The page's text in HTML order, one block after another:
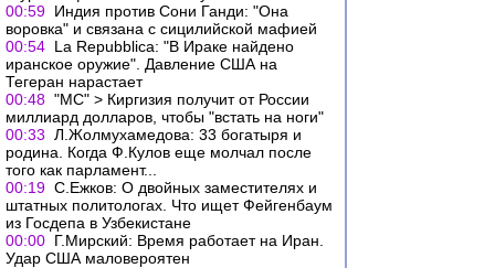
00:59 Индия против Сони Ганди: "Она
воровка" и связана с сицилийской мафией
00:54 La Repubblica: "В Ираке найдено
иранское оружие". Давление США на
Тегеран нарастает
00:48 "МС" > Киргизия получит от России
миллиард долларов, чтобы "встать на ноги"
00:33 Л.Жолмухамедова: 33 богатыря и
родина. Когда Ф.Кулов еще молчал после
того как парламент...
00:19 С.Ежков: О двойных заместителях и
штатных политологах. Что ищет Фейгенбаум
из Госдепа в Узбекистане
00:00 Г.Мирский: Время работает на Иран.
Удар США маловероятен